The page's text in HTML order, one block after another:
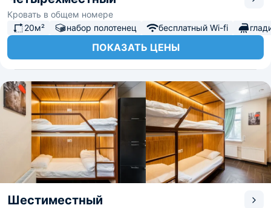
Кровать в общем номере
20м²
набор полотенец бесплатный Wi-fi
ПОКАЗАТЬ ЦЕНЫ
Шестиместный